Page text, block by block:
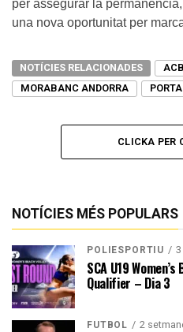
per assegurar la
una nova oportunitat per
NOTÍCIES RELACIONADES ACB
MORABANC ANDORRA
CLICKA PER
NOTÍCIES MÉS POPULARS
POLIESPORTIU
SCA U19
Qualifier – Dia 3
FUTBOL 2